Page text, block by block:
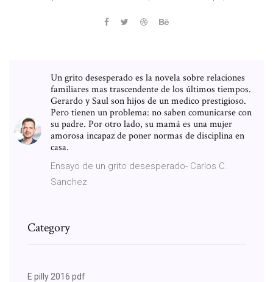
Un grito desesperado es la novela sobre relaciones
familiares mas trascendente de los últimos tiempos.
Gerardo y Saul son hijos de un medico prestigioso.
Pero tienen un problema: no saben comunicarse con
su padre. Por otro lado, su mamá es una mujer
amorosa incapaz de poner normas de disciplina en
casa.
Ensayo de un grito desesperado- Carlos C.
Sanchez
Category
E pilly 2016 pdf